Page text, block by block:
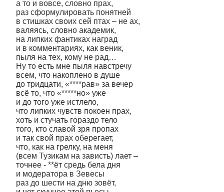
а то и вовсе, словно прах,
раз сформулировать понятней
в стишках своих сей птах – не ах,
валяясь, словно академик,
на липких фантиках наград
и в комментариях, как веник,
пыля на тех, кому не рад…
Ну то есть мне пыля навстречу
всем, что накоплено в душе
до тридцати, «****рав» за вечер
всё то, что «*****но» уже
и до того уже истлело,
что липких чувств покоен прах,
хоть и стучать гораздо тело
того, кто славой зря пропах
и так свой прах оберегает,
что, как на грелку, на меня
(всем Тузикам на зависть) лает –
точнее - **ёт средь бела дня
и модератора в Зевесы
раз до шести на дню зовёт,